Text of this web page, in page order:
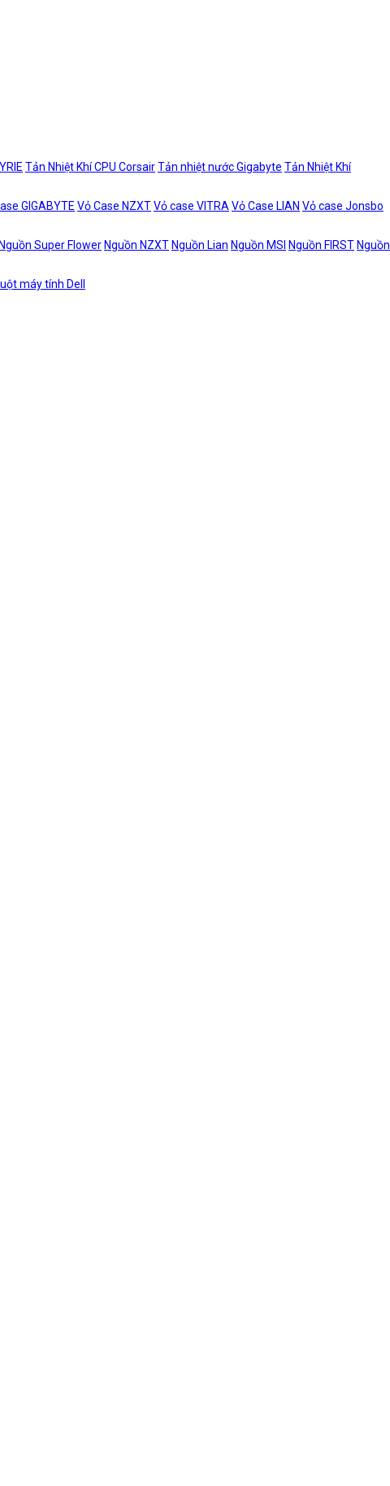
Tản Nhiệt Khí CPU CorsairTản nhiệt nước Gigabyte Tản Nhiệt Khí
GIGABYTE Vỏ Case NZXTVỏ case VITRA Vỏ Case LIAN Vỏ case Jonsbo
Nguồn Super Flower Nguồn NZXT Nguồn Lian Nguồn MSI Nguồn FIRST Nguồn
máy tính Dell